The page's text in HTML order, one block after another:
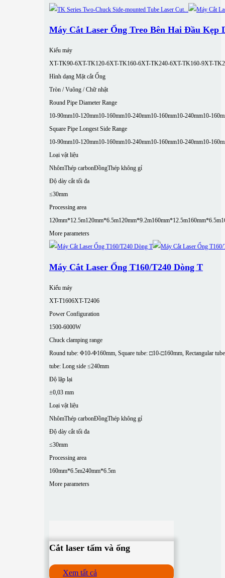
Máy Cắt Laser Ống Treo Bên Hai Đầu Kẹp
Kiểu máy
XT-TK90-6XT-TK120-6XT-TK160-6XT-TK240-6XT-TK160-9XT-
Hình dạng Mặt cắt Ống
Tròn / Vuông / Chữ nhật
Round Pipe Diameter Range
10-90mm10-120mm10-160mm10-240mm10-160mm10-240mm10-
Square Pipe Longest Side Range
10-90mm10-120mm10-160mm10-240mm10-160mm10-240mm10-
Loại vật liệu
NhômThép carbonĐồngThép không gỉ
Độ dày cắt tối đa
≤30mm
Processing area
120mm*12.5m120mm*6.5m120mm*9.2m160mm*12.5m160mm*6.5m
More parameters
Máy Cắt Laser Ống T160/T240 Dòng T
Kiểu máy
XT-T1606XT-T2406
Power Configuration
1500-6000W
Chuck clamping range
Round tube: Φ10-Φ160mm, Square tube: □10-□160mm, Rectangular
tube: Long side ≤240mm
Độ lặp lại
±0,03 mm
Loại vật liệu
NhômThép carbonĐồngThép không gỉ
Độ dày cắt tối đa
≤30mm
Processing area
160mm*6.5m240mm*6.5m
More parameters
Cắt laser tấm và ống
Xem tất cả